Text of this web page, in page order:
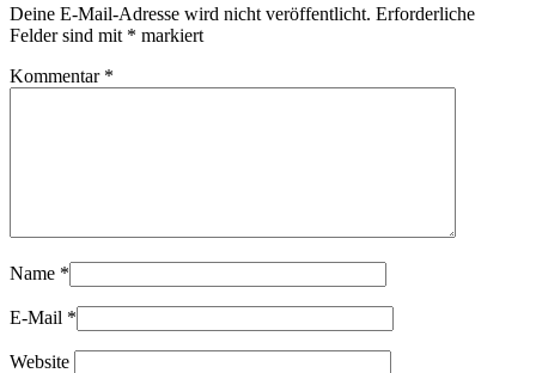
Deine E-Mail-Adresse wird nicht veröffentlicht. Erforderliche
Felder sind mit * markiert
Kommentar *
Name *
E-Mail *
Website